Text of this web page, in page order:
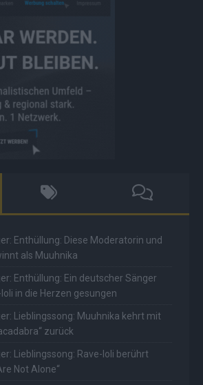
Enthüllung: Diese Moderatorin und
als Muuhnika
Enthüllung: Ein deutscher Sänger
in die Herzen gesungen
Lieblingssong: Muuhnika kehrt mit
zurück
Lieblingssong: Rave-Ioli berührt
Not Alone“